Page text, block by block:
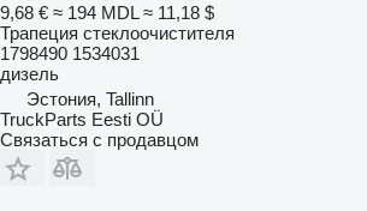
9,68 € ≈ 194 MDL ≈ 11,18 $
Трапеция стеклоочистителя
1798490 1534031
дизель
Эстония, Tallinn
TruckParts Eesti OÜ
Связаться с продавцом